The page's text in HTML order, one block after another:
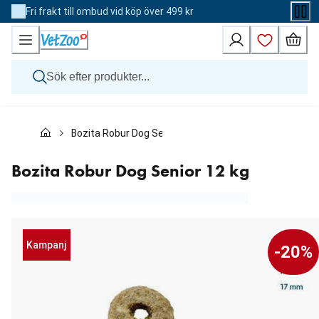
Skip
to
Content
Fri frakt till ombud vid köp över 499 kr
Katt
Veterinärfoder
Varumärken
Bozita Robur Dog Senior 12 kg
Bozita Robur Dog Senior 12 kg
Kampanj -20%